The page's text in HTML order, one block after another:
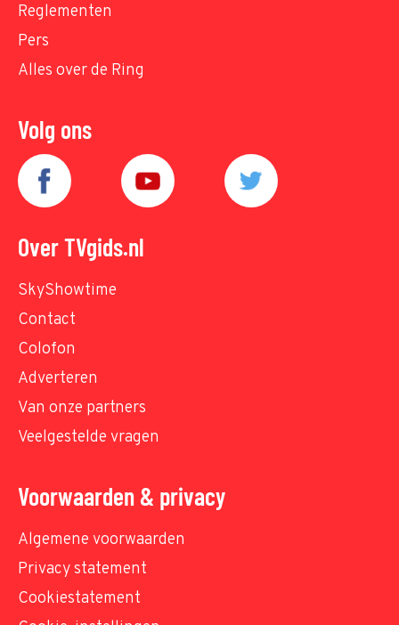
Reglementen
Pers
Alles over de Ring
Volg ons
Over TVgids.nl
SkyShowtime
Contact
Colofon
Adverteren
Van onze partners
Veelgestelde vragen
Voorwaarden & privacy
Algemene voorwaarden
Privacy statement
Cookiestatement